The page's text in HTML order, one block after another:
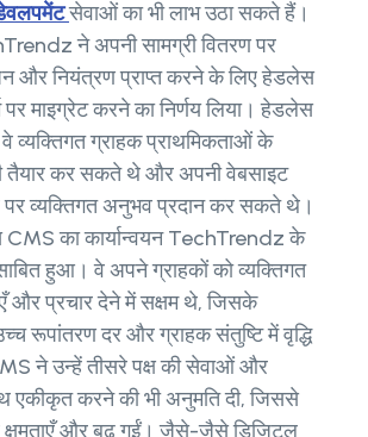
सेवाओं का भी लाभ उठा सकते हैं।
ने अपनी सामग्री वितरण पर
और नियंत्रण प्राप्त करने के लिए हेडलेस
पर माइग्रेट करने का निर्णय लिया। हेडलेस
व्यक्तिगत ग्राहक प्राथमिकताओं के
तैयार कर सकते थे और अपनी वेबसाइट
पर व्यक्तिगत अनुभव प्रदान कर सकते थे।
का कार्यान्वयन TechTrendz के
हुआ। वे अपने ग्राहकों को व्यक्तिगत
और प्रचार देने में सक्षम थे, जिसके
रूपांतरण दर और ग्राहक संतुष्टि में वृद्धि
ने उन्हें तीसरे पक्ष की सेवाओं और
एकीकृत करने की भी अनुमति दी, जिससे
क्षमताएँ और बढ़ गईं। जैसे-जैसे डिजिटल